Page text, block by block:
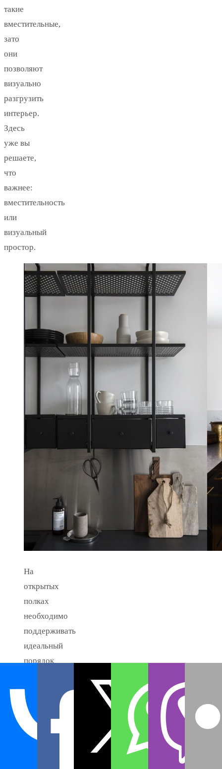
такие
вместительные,
зато
они
позволяют
визуально
разгрузить
интерьер.
Здесь
уже вы
решаете,
что
важнее:
вместительность
или
визуальный
простор.
На
открытых
полках
необходимо
поддерживать
идеальный
порядок
гармоничную
композицию,
всё
подряд